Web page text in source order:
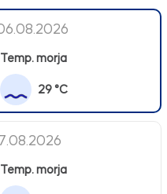
Temp. morja
29 °C
Temp. morja